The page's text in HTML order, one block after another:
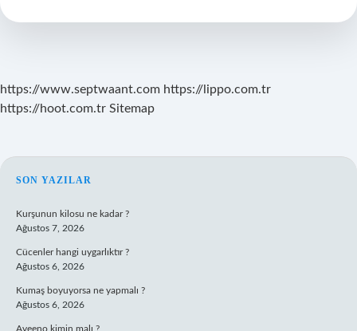
https://www.septwaant.com https://lippo.com.tr
https://hoot.com.tr Sitemap
SIDEBAR
SON YAZILAR
Kurşunun kilosu ne kadar ?
Ağustos 7, 2026
Cücenler hangi uygarlıktır ?
Ağustos 6, 2026
Kumaş boyuyorsa ne yapmalı ?
Ağustos 6, 2026
Aveeno kimin malı ?